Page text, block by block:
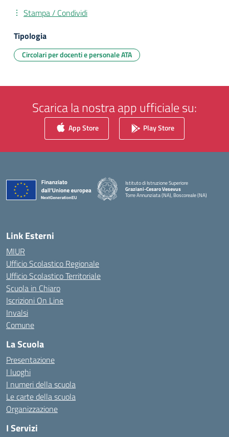
Stampa / Condividi
Tipologia
Circolari per docenti e personale ATA
Scarica la nostra app ufficiale su:
App Store Play Store
Istituto di Istruzione Superiore
Graziani-Cesaro Vesevus
Torre Annunziata (NA), Boscoreale (NA)
Link Esterni
MIUR
Ufficio Scolastico Regionale
Ufficio Scolastico Territoriale
Scuola in Chiaro
Iscrizioni On Line
Invalsi
Comune
La Scuola
Presentazione
I luoghi
I numeri della scuola
Le carte della scuola
Organizzazione
I Servizi